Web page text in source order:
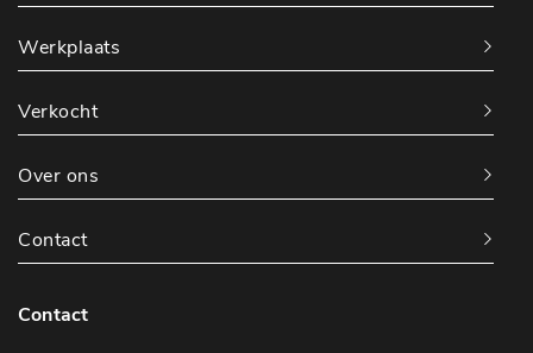
Werkplaats
Verkocht
Over ons
Contact
Contact